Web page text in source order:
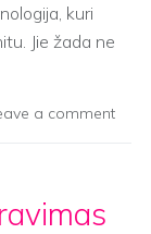
kuri
Jie žada ne
a comment